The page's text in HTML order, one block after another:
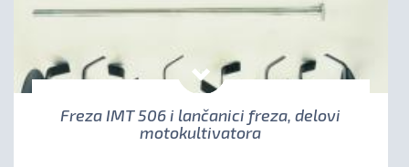
Freza IMT 506 i lančanici freza, delovi
motokultivatora